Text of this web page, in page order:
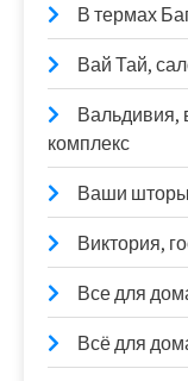
В термах
Вай Тай,
Вальдивия,
комплекс
Ваши
Виктория,
Все для
Всё для